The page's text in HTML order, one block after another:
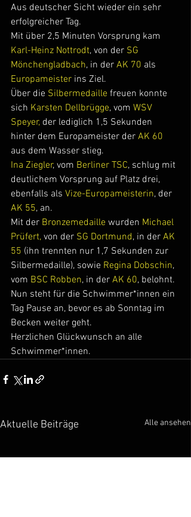
Aus deutscher Sicht wieder ein sehr
erfolgreicher Tag.
Mit über 2,5 Minuten Vorsprung kam
Karl-Heinz Nottrodt, von der SG
Mönchengladbach, in der AK 70 als
Europameister ins Ziel.
Über die Silbermedaille freuen konnte
sich Karsten Dellbrügge, vom WSV
Speyer, der lediglich 1,5 Sekunden
hinter dem Europameister der AK 60
aus dem Wasser stieg.
Ina Ziegler, vom Berliner TSC, schlug mit
deutlichem Vorsprung auf Platz drei,
ebenfalls als Vize-Europameisterin, der
AK 55, an.
Mit der Bronzemedaille wurden Michael
Prüfert, von der SG Dortmund, in der AK
55 (ihn trennten nur 1,7 Sekunden zur
Silbermedaille), sowie Regina Dobschin,
vom BSC Robben, in der AK 60, belohnt.
Nun steht für die Schwimmer*innen ein
Tag Pause an, bevor es ab Sonntag im
Becken weiter geht.
Herzlichen Glückwunsch an alle
Schwimmer*innen.
Aktuelle Beiträge Alle ansehen